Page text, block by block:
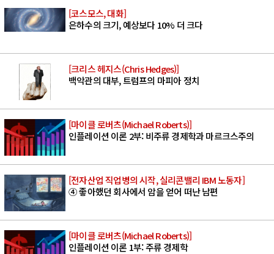
[코스모스, 대화]
은하수의 크기, 예상보다 10% 더 크다
[크리스 헤지스(Chris Hedges)]
백악관의 대부, 트럼프의 마피아 정치
[마이클 로버츠(Michael Roberts)]
인플레이션 이론 2부: 비주류 경제학과 마르크스주의
[전자산업 직업병의 시작, 실리콘밸리 IBM 노동자]
④ 좋아했던 회사에서 암을 얻어 떠난 남편
[마이클 로버츠(Michael Roberts)]
인플레이션 이론 1부: 주류 경제학